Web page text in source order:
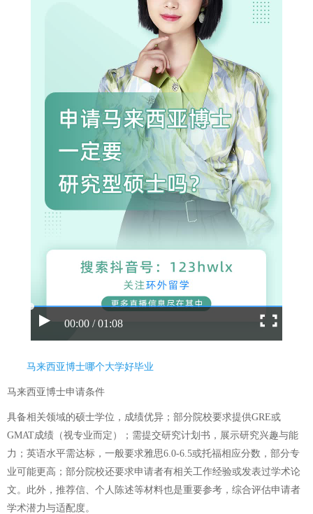
00:00 / 01:08
马来西亚博士哪个大学好毕业
马来西亚博士申请条件
具备相关领域的硕士学位，成绩优异；部分院校要求提供GRE或
GMAT成绩（视专业而定）；需提交研究计划书，展示研究兴趣与能
力；英语水平需达标，一般要求雅思6.0-6.5或托福相应分数，部分专
业可能更高；部分院校还要求申请者有相关工作经验或发表过学术论
文。此外，推荐信、个人陈述等材料也是重要参考，综合评估申请者
学术潜力与适配度。